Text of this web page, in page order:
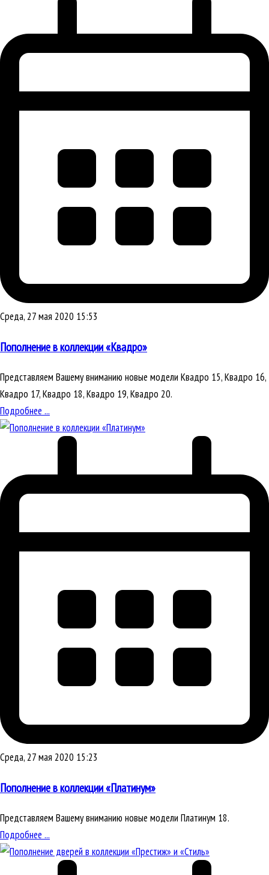
Среда, 27 мая 2020 15:53
Пополнение в коллекции «Квадро»
Представляем Вашему вниманию новые модели Квадро 15, Квадро 16,
Квадро 17, Квадро 18, Квадро 19, Квадро 20.
Подробнее ...
Среда, 27 мая 2020 15:23
Пополнение в коллекции «Платинум»
Представляем Вашему вниманию новые модели Платинум 18.
Подробнее ...